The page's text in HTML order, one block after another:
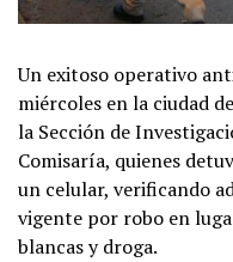
Un exitoso operativo
miércoles en la ciudad
la Sección de
Comisaría, quienes
un celular, verificando
vigente por robo en
blancas y droga.